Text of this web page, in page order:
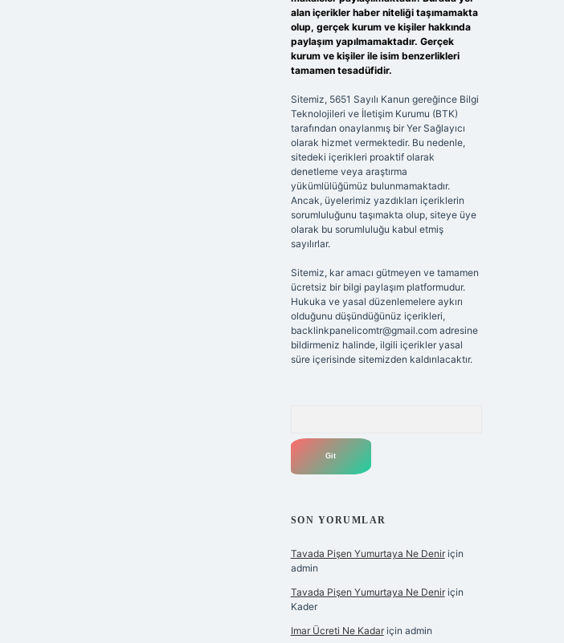
alan içerikler haber niteliği taşımamakta
olup, gerçek kurum ve kişiler hakkında
paylaşım yapılmamaktadır. Gerçek
kurum ve kişiler ile isim benzerlikleri
tamamen tesadüfidir.
Sitemiz, 5651 Sayılı Kanun gereğince Bilgi
Teknolojileri ve İletişim Kurumu (BTK)
tarafından onaylanmış bir Yer Sağlayıcı
olarak hizmet vermektedir. Bu nedenle,
sitedeki içerikleri proaktif olarak
denetleme veya araştırma
yükümlülüğümüz bulunmamaktadır.
Ancak, üyelerimiz yazdıkları içeriklerin
sorumluluğunu taşımakta olup, siteye üye
olarak bu sorumluluğu kabul etmiş
sayılırlar.
Sitemiz, kar amacı gütmeyen ve tamamen
ücretsiz bir bilgi paylaşım platformudur.
Hukuka ve yasal düzenlemelere aykırı
olduğunu düşündüğünüz içerikleri,
backlinkpanelicomtr@gmail.comadresine
bildirmeniz halinde, ilgili içerikler yasal
süre içerisinde sitemizden kaldırılacaktır.
SON YORUMLAR
Tavada Pişen Yumurtaya Ne Deniriçin
admin
Tavada Pişen Yumurtaya Ne Deniriçin
Kader
Imar Ücreti Ne Kadariçin admin